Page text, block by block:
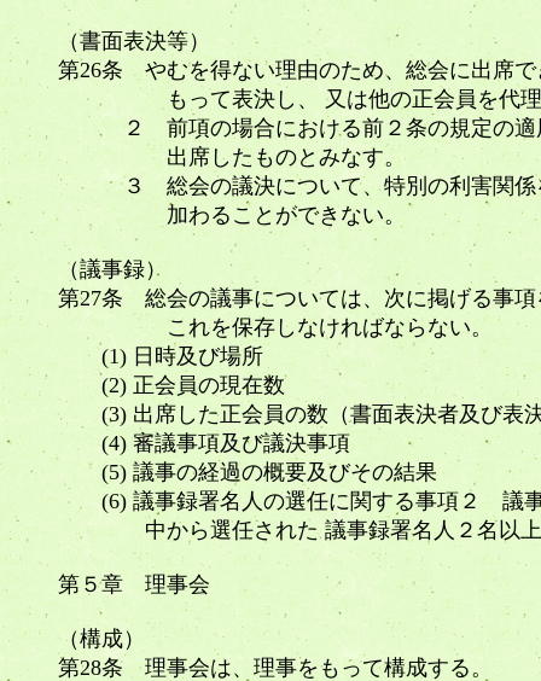
（書面表決等）
第26条 やむを得ない理由のため、総会に出席
もって表決し、 又は他の正会員を代理人
２ 前項の場合における前２条の規定の適用
出席したものとみなす。
３ 総会の議決について、特別の利害関係を
加わることができ
（議事録）
第27条 総会の議事については、次に掲げる事
これを保存しなければならない。
(1) 日時及び場所
(2) 正会員の現在数
(3) 出席した正会員の数（書面表決者及び表
(4) 審議事項及び議決事項
(5) 議事の経過の概要及びその結果
(6) 議事録署名人の選任に関する事項２ 議事
中から選任された 議事録署名人２名以上が
第５章 理事会
（構成）
第28条 理事会は、理事をもって構成する。